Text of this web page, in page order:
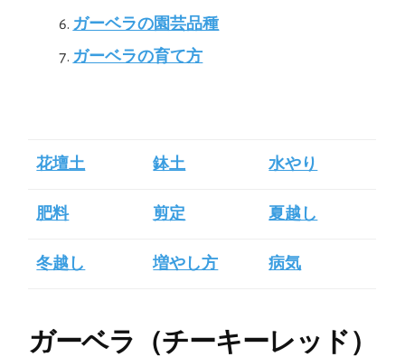
ガーベラの園芸品種
ガーベラの育て方
花壇土 鉢土 水やり
肥料 剪定 夏越し
冬越し 増やし方 病気
ガーベラ（チーキーレッド）